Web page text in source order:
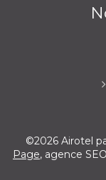
©2026 Airotel
Page, agence